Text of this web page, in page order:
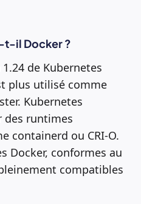
t-il Docker ?
de Kubernetes
plus utilisé comme
Kubernetes
des runtimes
containerd ou CRI-O.
Docker, conformes au
compatibles